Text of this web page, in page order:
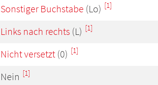
Sonstiger Buchstabe (Lo) [1]
Links nach rechts (L) [1]
Nicht versetzt (0) [1]
Nein [1]